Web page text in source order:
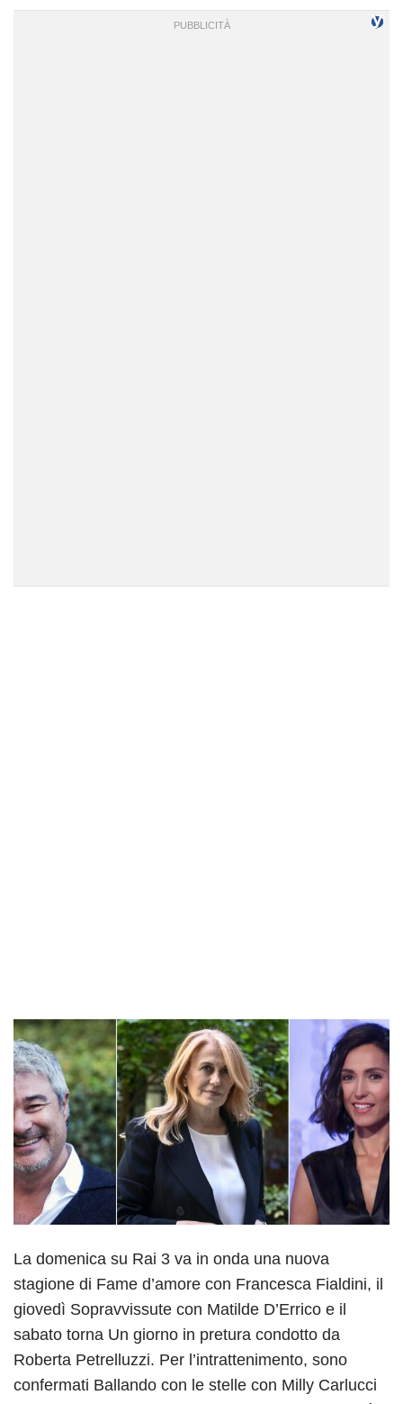
La domenica su Rai 3 va in onda una nuova
stagione di Fame d’amore con Francesca Fialdini, il
giovedì Sopravvissute con Matilde D’Errico e il
sabato torna Un giorno in pretura condotto da
Roberta Petrelluzzi. Per l’intrattenimento, sono
confermati Ballando con le stelle con Milly Carlucci